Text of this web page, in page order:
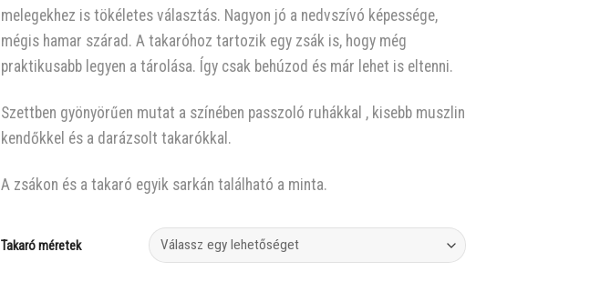
melegekhez is tökéletes választás. Nagyon jó a nedvszívó képessége,
mégis hamar szárad. A takaróhoz tartozik egy zsák is, hogy még
praktikusabb legyen a tárolása. Így csak behúzod és már lehet is eltenni.
Szettben gyönyörűen mutat a színében passzoló ruhákkal , kisebb muszlin
kendőkkel és a darázsolt takarókkal.
A zsákon és a takaró egyik sarkán található a minta.
Takaró méretek